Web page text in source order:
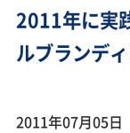
2011年に実
ルブランデ
2011年07月05日